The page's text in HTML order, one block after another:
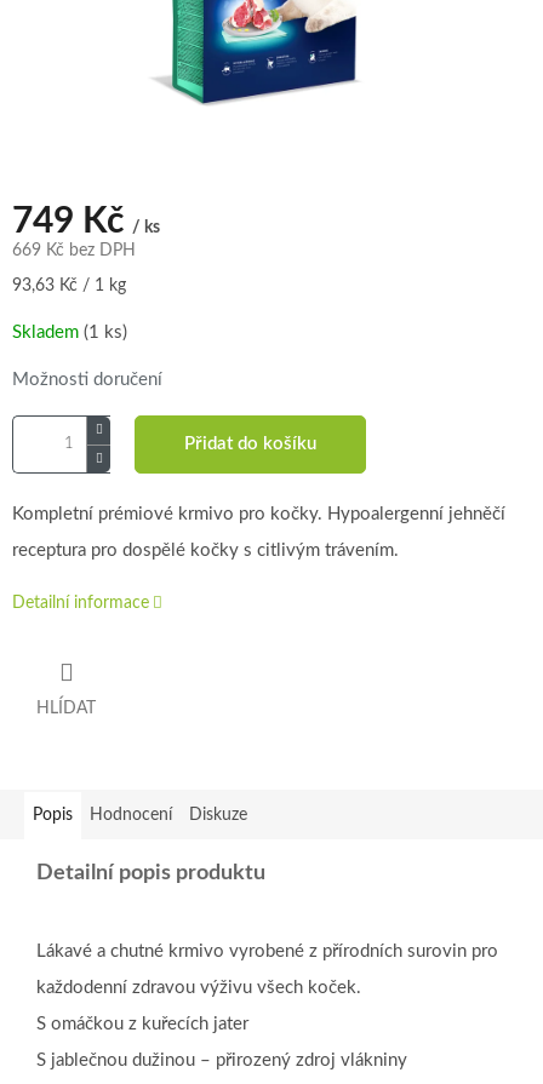
749 Kč / ks
669 Kč bez DPH
Měrná
93,63 Kč / 1 kg
Skladem (1 ks)
Možnosti doručení
Přidat do košíku
Kompletní prémiové krmivo pro kočky. Hypoalergenní jehněčí
receptura pro dospělé kočky s citlivým trávením.
Detailní informace
HLÍDAT
Popis Hodnocení Diskuze
Detailní popis produktu
Lákavé a chutné krmivo vyrobené z přírodních surovin pro
každodenní zdravou výživu všech koček.
S omáčkou z kuřecích jater
S jablečnou dužinou – přirozený zdroj vlákniny